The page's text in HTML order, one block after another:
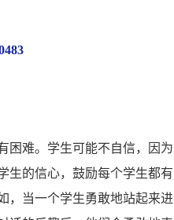
困难。学生可能不自信，因为
生的信心，鼓励每个学生都有
，当一个学生勇敢地站起来进